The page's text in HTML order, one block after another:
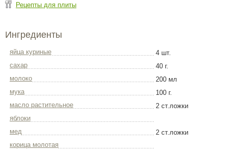
Рецепты для плиты
Ингредиенты
яйца куриные
4 шт.
сахар
40 г.
молоко
200 мл
мука
100 г.
масло растительное
2 ст.ложки
яблоки
мед
2 ст.ложки
корица молотая